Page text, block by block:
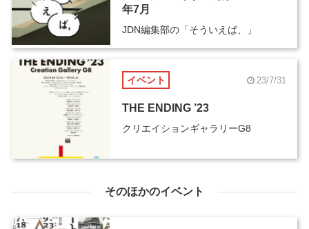
年7月
JDN編集部の「そういえば、」
イベント 23/7/31
THE ENDING ’23
クリエイションギャラリーG8
そのほかのイベント